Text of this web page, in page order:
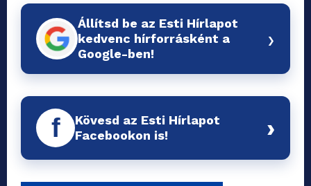
Állítsd be az Esti Hírlapot
kedvenc hírforrásként a
Google-ben!
›
f
Kövesd az Esti Hírlapot
Facebookon is!
›